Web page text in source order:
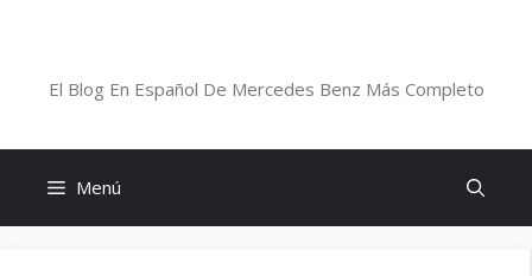
El Blog En Español De Mercedes Benz Más Completo
Menú